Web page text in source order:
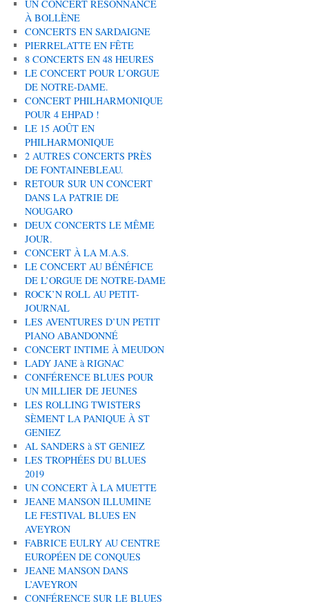
UN CONCERT RÉSONNANCE
À BOLLÈNE
CONCERTS EN SARDAIGNE
PIERRELATTE EN FÊTE
8 CONCERTS EN 48 HEURES
LE CONCERT POUR L’ORGUE
DE NOTRE-DAME.
CONCERT PHILHARMONIQUE
POUR 4 EHPAD !
LE 15 AOÛT EN
PHILHARMONIQUE
2 AUTRES CONCERTS PRÈS
DE FONTAINEBLEAU.
RETOUR SUR UN CONCERT
DANS LA PATRIE DE
NOUGARO
DEUX CONCERTS LE MÊME
JOUR.
CONCERT À LA M.A.S.
LE CONCERT AU BÉNÉFICE
DE L’ORGUE DE NOTRE-DAME
ROCK’N ROLL AU PETIT-
JOURNAL
LES AVENTURES D’UN PETIT
PIANO ABANDONNÉ
CONCERT INTIME À MEUDON
LADY JANE à RIGNAC
CONFÉRENCE BLUES POUR
UN MILLIER DE JEUNES
LES ROLLING TWISTERS
SÈMENT LA PANIQUE À ST
GENIEZ
AL SANDERS à ST GENIEZ
LES TROPHÉES DU BLUES
2019
UN CONCERT À LA MUETTE
JEANE MANSON ILLUMINE
LE FESTIVAL BLUES EN
AVEYRON
FABRICE EULRY AU CENTRE
EUROPÉEN DE CONQUES
JEANE MANSON DANS
L’AVEYRON
CONFÉRENCE SUR LE BLUES